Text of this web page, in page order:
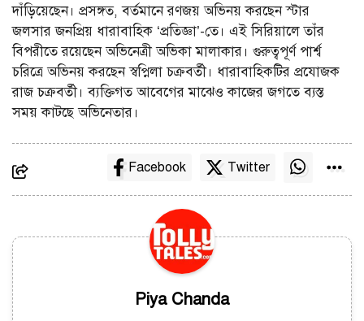
দাঁড়িয়েছেন। প্রসঙ্গত, বর্তমানে রণজয় অভিনয় করছেন স্টার
জলসার জনপ্রিয় ধারাবাহিক ‘প্রতিজ্ঞা’-তে। এই সিরিয়ালে তাঁর
বিপরীতে রয়েছেন অভিনেত্রী অভিকা মালাকার। গুরুত্বপূর্ণ পার্শ্ব
চরিত্রে অভিনয় করছেন স্বপ্নিলা চক্রবর্তী। ধারাবাহিকটির প্রযোজক
রাজ চক্রবর্তী। ব্যক্তিগত আবেগের মাঝেও কাজের জগতে ব্যস্ত
সময় কাটছে অভিনেতার।
Facebook Twitter
Piya Chanda